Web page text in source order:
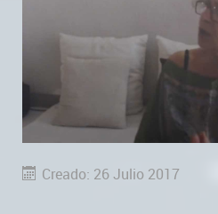
Creado: 26 Julio 2017